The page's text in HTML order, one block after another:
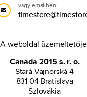
vagy emailben:
A weboldal
Canada 2015 s. r. o.
Stará Vajnorská 4
831 04 Bratislava
Szlovákia